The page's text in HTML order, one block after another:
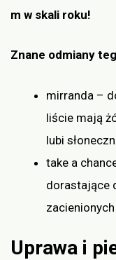
m w skali roku!
Znane odmiany
mirranda –
liście mają
lubi
take a
dorastające
Uprawa i